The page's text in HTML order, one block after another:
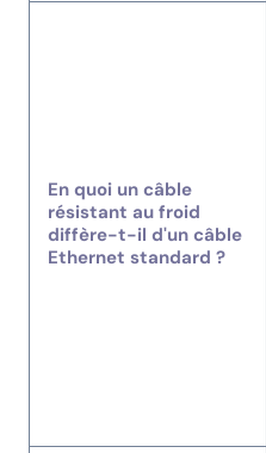
En quoi un câble
résistant au froid
diffère-t-il d'un câble
Ethernet standard ?